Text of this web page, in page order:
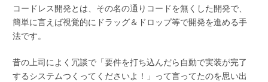
コードレス開発とは、その名の通りコードを無くした開発で、
簡単に言えば視覚的にドラッグ＆ドロップ等で開発を進める手
法です。
昔の上司によく冗談で「要件を打ち込んだら自動で実装が完了
するシステムつくってくださいよ！」って言ってたのを思い出